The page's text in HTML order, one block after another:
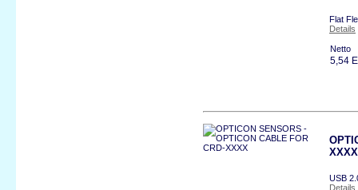
Flat
Details
Netto
5,54
XXXX
USB
Details